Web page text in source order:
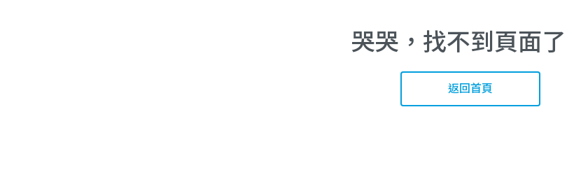
哭哭，找不到頁面了
返回首頁